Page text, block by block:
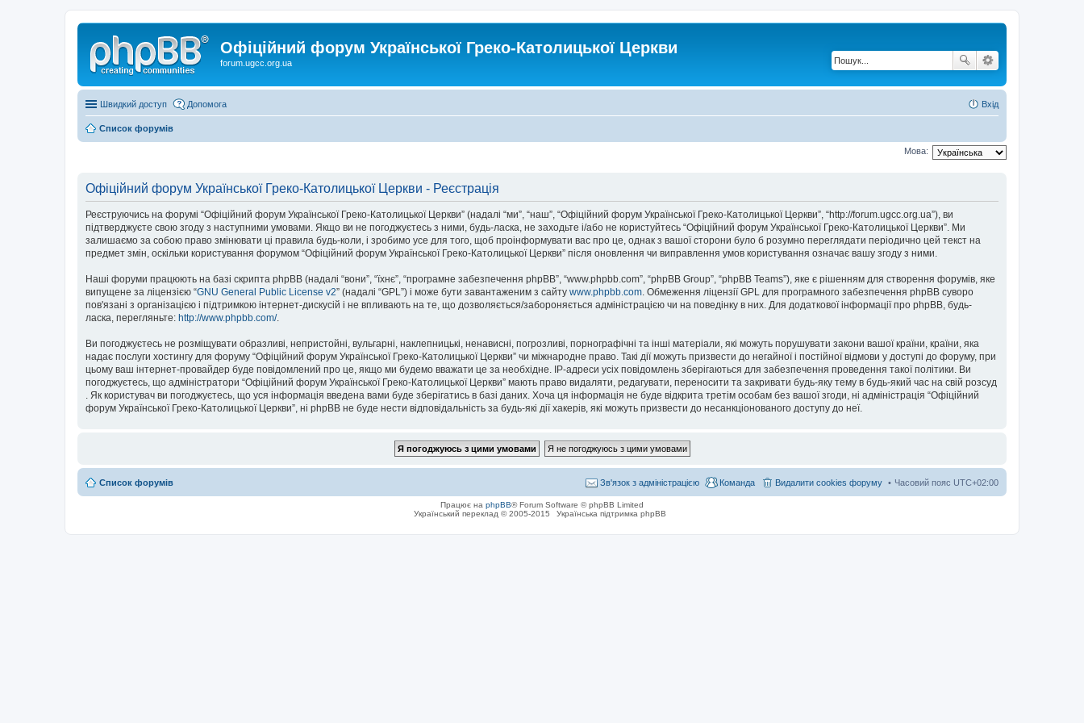
Офіційний форум Української Греко-Католицької Церкви
forum.ugcc.org.ua
Швидкий доступ Допомога Вхід
Список форумів
Мова:
Офіційний форум Української Греко-Католицької Церкви - Реєстрація
Реєструючись на форумі “Офіційний форум Української Греко-Католицької Церкви” (надалі “ми”, “наш”, “Офіційний форум Української Греко-Католицької Церкви”, “http://forum.ugcc.org.ua”), ви
підтверджуєте свою згоду з наступними умовами. Якщо ви не погоджуєтесь з ними, будь-ласка, не заходьте і/або не користуйтесь “Офіційний форум Української Греко-Католицької Церкви”. Ми
залишаємо за собою право змінювати ці правила будь-коли, і зробимо усе для того, щоб проінформувати вас про це, однак з вашої сторони було б розумно переглядати періодично цей текст на
предмет змін, оскільки користування форумом “Офіційний форум Української Греко-Католицької Церкви” після оновлення чи виправлення умов користування означає вашу згоду з ними.
Наші форуми працюють на базі скрипта phpBB (надалі “вони”, “їхнє”, “програмне забезпечення phpBB”, “www.phpbb.com”, “phpBB Group”, “phpBB Teams”), яке є рішенням для створення форумів, яке
випущене за ліцензією “GNU General Public License v2” (надалі “GPL”) і може бути завантаженим з сайту www.phpbb.com. Обмеження ліцензії GPL для програмного забезпечення phpBB суворо
пов'язані з організацією і підтримкою інтернет-дискусій і не впливають на те, що дозволяється/забороняється адміністрацією чи на поведінку в них. Для додаткової інформації про phpBB, будь-
ласка, перегляньте: http://www.phpbb.com/.
Ви погоджуєтесь не розміщувати образливі, непристойні, вульгарні, наклепницькі, ненависні, погрозливі, порнографічні та інші матеріали, які можуть порушувати закони вашої країни, країни, яка
надає послуги хостингу для форуму “Офіційний форум Української Греко-Католицької Церкви” чи міжнародне право. Такі дії можуть призвести до негайної і постійної відмови у доступі до форуму, при
цьому ваш інтернет-провайдер буде повідомлений про це, якщо ми будемо вважати це за необхідне. IP-адреси усіх повідомлень зберігаються для забезпечення проведення такої політики. Ви
погоджуєтесь, що адміністратори “Офіційний форум Української Греко-Католицької Церкви” мають право видаляти, редагувати, переносити та закривати будь-яку тему в будь-який час на свій розсуд
. Як користувач ви погоджуєтесь, що уся інформація введена вами буде зберігатись в базі даних. Хоча ця інформація не буде відкрита третім особам без вашої згоди, ні адміністрація “Офіційний
форум Української Греко-Католицької Церкви”, ні phpBB не буде нести відповідальність за будь-які дії хакерів, які можуть призвести до несанкціонованого доступу до неї.
Список форумів Часовий пояс UTC+02:00
Видалити cookies форуму
Команда
Зв'язок з адміністрацією
Працює на phpBB® Forum Software © phpBB Limited
Український переклад © 2005-2015
Українська підтримка phpBB